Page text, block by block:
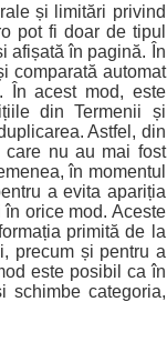
și limitări privind
pot fi doar de tipul
afișată în pagină. În
comparată automat
În acest mod, este
din Termenii și
Astfel, din
care nu au mai fost
în momentul
a evita apariția
orice mod. Aceste
primită de la
precum și pentru a
este posibil ca în
schimbe categoria,